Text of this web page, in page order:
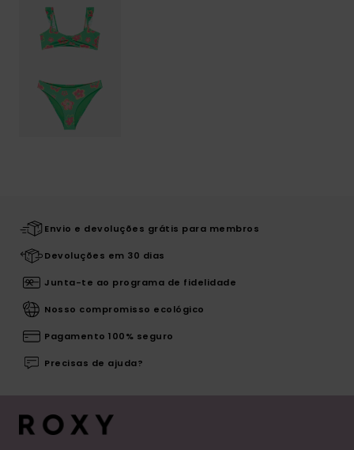
Envio e devoluções grátis para membros
Devoluções em 30 dias
Junta-te ao programa de fidelidade
Nosso compromisso ecológico
Pagamento 100% seguro
Precisas de ajuda?